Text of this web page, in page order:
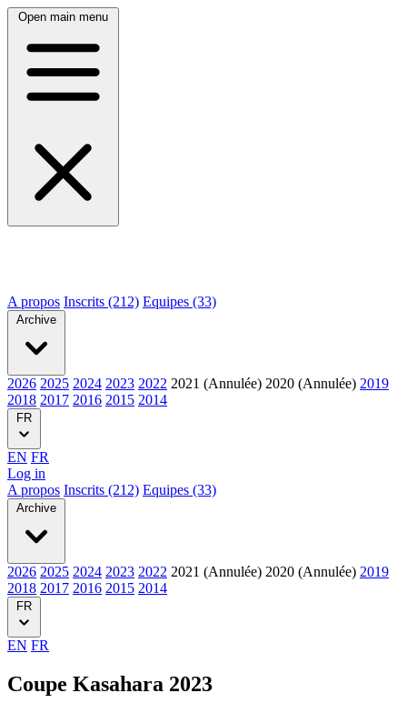
Open main menu
A propos Inscrits (212) Equipes (33)
Archive
2026 2025 2024 2023 2022 2021 (Annulée) 2020 (Annulée) 2019
2018 2017 2016 2015 2014
FR
EN FR
Log in
A propos Inscrits (212) Equipes (33)
Archive
2026 2025 2024 2023 2022 2021 (Annulée) 2020 (Annulée) 2019
2018 2017 2016 2015 2014
FR
EN FR
Coupe Kasahara 2023